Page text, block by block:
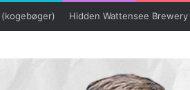
Hidden Wattensee Brewery